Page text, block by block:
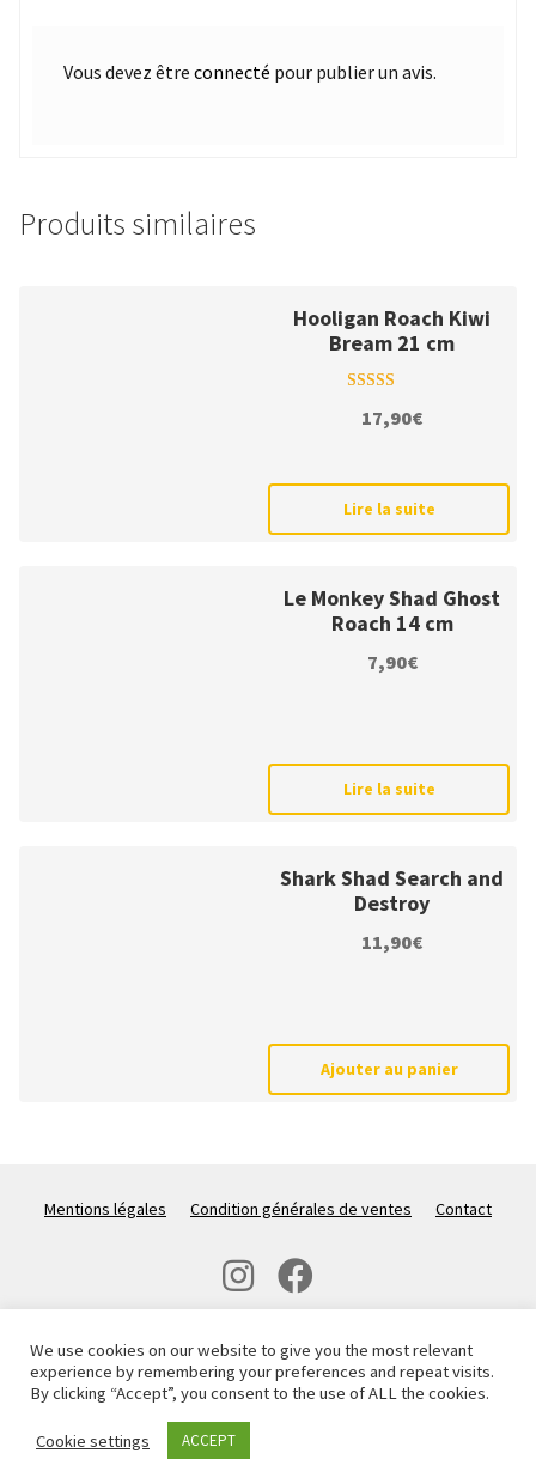
Vous devez être connecté pour publier un avis.
Produits similaires
Hooligan Roach Kiwi
Bream 21 cm
sur 5
17,90€
Lire la suite
Le Monkey Shad Ghost
Roach 14 cm
7,90€
Lire la suite
Shark Shad Search and
Destroy
11,90€
Ajouter au panier
Mentions légales Condition générales de ventes Contact
Paiement sécurisé avec :
www.passioncarnassiers.fr © 2021 - 2026
We use cookies on our website to give you the most relevant
experience by remembering your preferences and repeat visits.
By clicking “Accept”, you consent to the use of ALL the cookies.
Cookie settings ACCEPT